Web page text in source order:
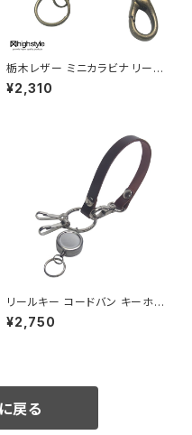
栃木レザー ミニカラビナ リール
キー 二重リング ミニナスカン ア
ンティークカラー キーホルダー
¥2,310
リールキー コードバン キーホル
ダー 日本製 新喜皮革コードバ
ン＆リールキー＆2連フック ル
¥2,750
戻る